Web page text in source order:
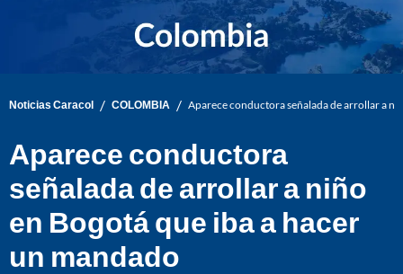
Noticias Caracol / COLOMBIA / Aparece conductora señalada de arrollar a
Aparece conductora
señalada de arrollar a niño
en Bogotá que iba a hacer
un mandado